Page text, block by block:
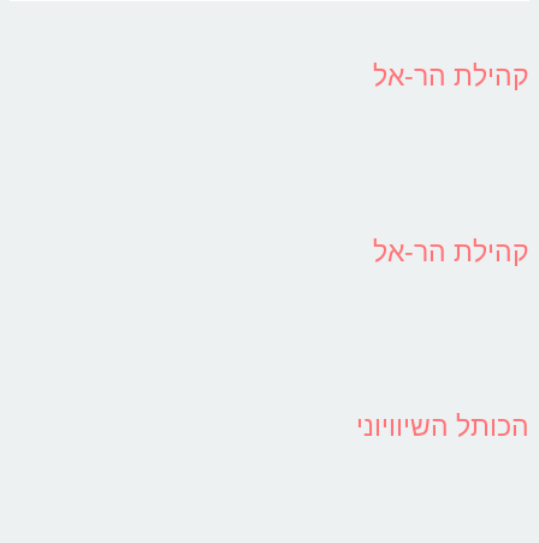
קהילת הר-אל
קהילת הר-אל
הכותל השיוויוני